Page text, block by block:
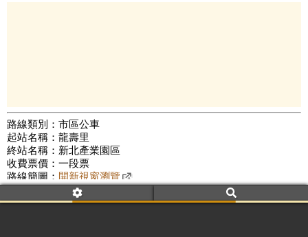
路線類別：市區公車
起站名稱：龍壽里
終站名稱：新北產業園區
收費票價：一段票
路線簡圖： 開新視窗瀏覽
附屬名稱：橘21
公車數量: 累計8158、上線7294